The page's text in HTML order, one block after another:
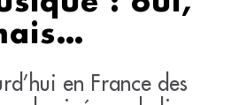
en France des